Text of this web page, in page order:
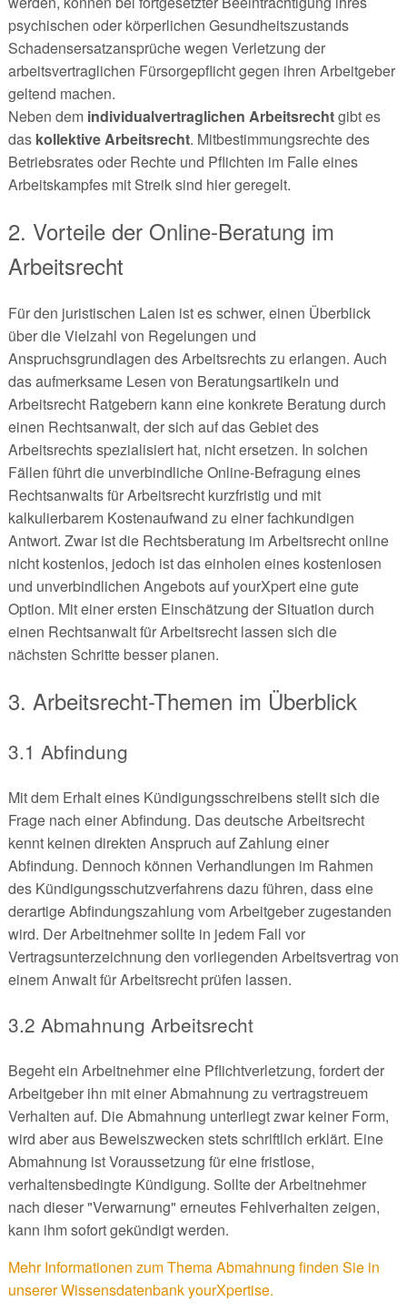
psychischen oder körperlichen Gesundheitszustands
Schadensersatzansprüche wegen Verletzung der
arbeitsvertraglichen Fürsorgepflicht gegen ihren Arbeitgeber
geltend machen.
Neben demindividualvertraglichen Arbeitsrechtgibt es
das kollektive Arbeitsrecht. Mitbestimmungsrechte des
Betriebsrates oder Rechte und Pflichten im Falle eines
Arbeitskampfes mit Streik sind hier geregelt.
2. Vorteile der Online-Beratung im
Arbeitsrecht
Für den juristischen Laien ist es schwer, einen Überblick
über die Vielzahl von Regelungen und
Anspruchsgrundlagen des Arbeitsrechts zu erlangen. Auch
das aufmerksame Lesen von Beratungsartikeln und
Arbeitsrecht Ratgebern kann eine konkrete Beratung durch
einen Rechtsanwalt, der sich auf das Gebiet des
Arbeitsrechts spezialisiert hat, nicht ersetzen. In solchen
Fällen führt die unverbindliche Online-Befragung eines
Rechtsanwalts für Arbeitsrecht kurzfristig und mit
kalkulierbarem Kostenaufwand zu einer fachkundigen
Antwort. Zwar ist die Rechtsberatung im Arbeitsrecht online
nicht kostenlos, jedoch ist das einholen eines kostenlosen
und unverbindlichen Angebots auf yourXpert eine gute
Option. Mit einer ersten Einschätzung der Situation durch
einen Rechtsanwalt für Arbeitsrecht lassen sich die
nächsten Schritte besser planen.
3. Arbeitsrecht-Themen im Überblick
3.1 Abfindung
Mit dem Erhalt eines Kündigungsschreibens stellt sich die
Frage nach einer Abfindung. Das deutsche Arbeitsrecht
kennt keinen direkten Anspruch auf Zahlung einer
Abfindung. Dennoch können Verhandlungen im Rahmen
des Kündigungsschutzverfahrens dazu führen, dass eine
derartige Abfindungszahlung vom Arbeitgeber zugestanden
wird. Der Arbeitnehmer sollte in jedem Fall vor
Vertragsunterzeichnung den vorliegenden Arbeitsvertrag von
einem Anwalt für Arbeitsrecht prüfen lassen.
3.2 Abmahnung Arbeitsrecht
Begeht ein Arbeitnehmer eine Pflichtverletzung, fordert der
Arbeitgeber ihn mit einer Abmahnung zu vertragstreuem
Verhalten auf. Die Abmahnung unterliegt zwar keiner Form,
wird aber aus Beweiszwecken stets schriftlich erklärt. Eine
Abmahnung ist Voraussetzung für eine fristlose,
verhaltensbedingte Kündigung. Sollte der Arbeitnehmer
nach dieser "Verwarnung" erneutes Fehlverhalten zeigen,
kann ihm sofort gekündigt werden.
Mehr Informationen zum Thema Abmahnung finden Sie in
unserer Wissensdatenbank yourXpertise.